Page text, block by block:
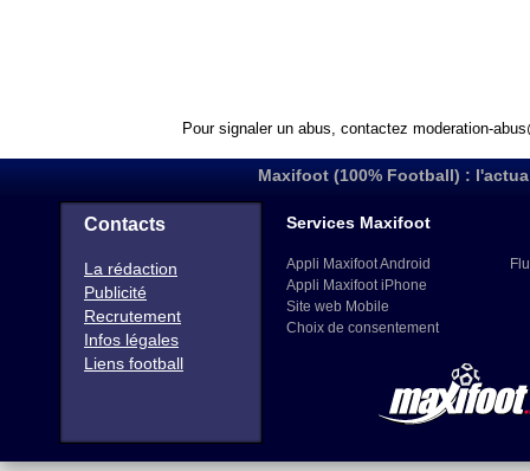
Pour signaler un abus, contactez moderation-
Maxifoot (100% Football) :
Contacts
La rédaction
Publicité
Recrutement
Infos légales
Liens football
Services Maxifoot
Appli Maxifoot Android
Appli Maxifoot iPhone
Site web Mobile
Choix de consentement